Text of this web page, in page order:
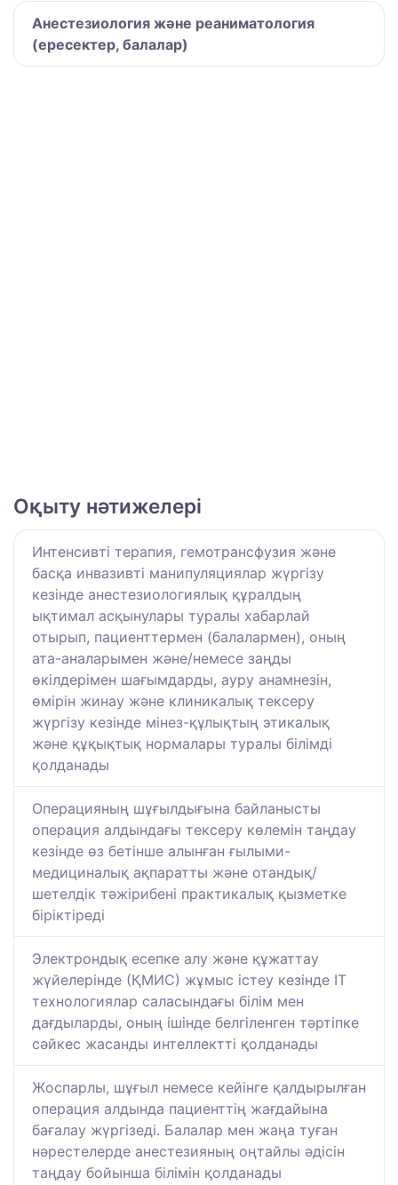
Анестезиология және реаниматология
(ересектер, балалар)
Оқыту нәтижелері
Интенсивті терапия, гемотрансфузия және
басқа инвазивті манипуляциялар жүргізу
кезінде анестезиологиялық құралдың
ықтимал асқынулары туралы хабарлай
отырып, пациенттермен (балалармен), оның
ата-аналарымен және/немесе заңды
өкілдерімен шағымдарды, ауру анамнезін,
өмірін жинау және клиникалық тексеру
жүргізу кезінде мінез-құлықтың этикалық
және құқықтық нормалары туралы білімді
қолданады
Операцияның шұғылдығына байланысты
операция алдындағы тексеру көлемін таңдау
кезінде өз бетінше алынған ғылыми-
медициналық ақпаратты және отандық/
шетелдік тәжірибені практикалық қызметке
біріктіреді
Электрондық есепке алу және құжаттау
жүйелерінде (ҚМИС) жұмыс істеу кезінде ІТ
технологиялар саласындағы білім мен
дағдыларды, оның ішінде белгіленген тәртіпке
сәйкес жасанды интеллектті қолданады
Жоспарлы, шұғыл немесе кейінге қалдырылған
операция алдында пациенттің жағдайына
бағалау жүргізеді. Балалар мен жаңа туған
нәрестелерде анестезияның оңтайлы әдісін
таңдау бойынша білімін қолданады